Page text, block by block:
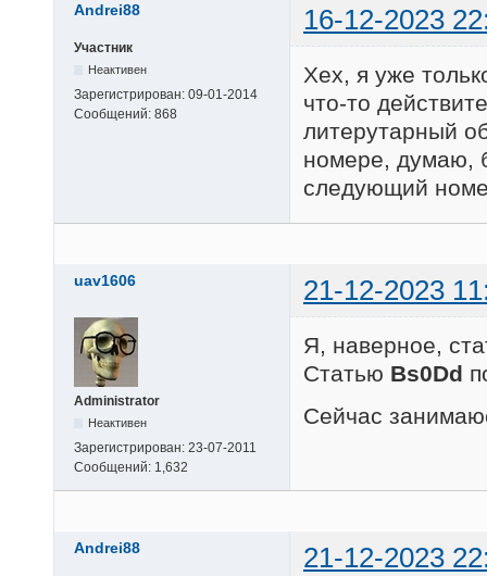
Andrei88 16-12-2023
Участник
Неактивен
Зарегистрирован: 09-01-2014
Сообщений: 868
Хех, я уже
что-то
литерутарный
номере, думаю,
следующий
uav1606 21-12-2023
Administrator
Неактивен
Зарегистрирован: 23-07-2011
Сообщений: 1,632
Я, наверное,
Статью Bs0Dd
Сейчас
Andrei88 21-12-2023